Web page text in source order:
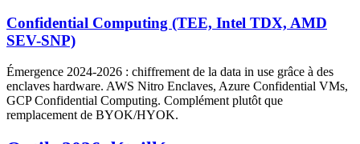
Confidential Computing (TEE, Intel TDX, AMD
SEV-SNP)
Émergence 2024-2026 : chiffrement de la data in use grâce à des
enclaves hardware. AWS Nitro Enclaves, Azure Confidential VMs,
GCP Confidential Computing. Complément plutôt que
remplacement de BYOK/HYOK.